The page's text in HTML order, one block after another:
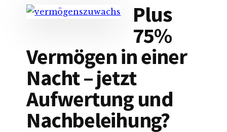
Plus
75%
Vermögen in einer
Nacht – jetzt
Aufwertung und
Nachbeleihung?